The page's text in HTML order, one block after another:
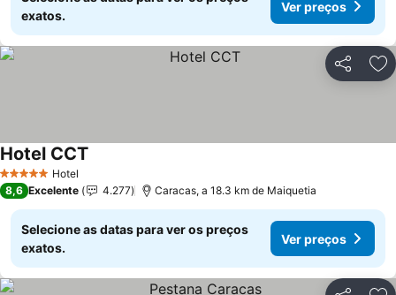
exatos.
Ver preços
Partilhar
5 Estrelas Hotel
Hotel CCT
8,6 Excelente 4.277 Caracas, a 18.3 km de Maiquetia
Selecione as datas para ver os preços
exatos.
Ver preços